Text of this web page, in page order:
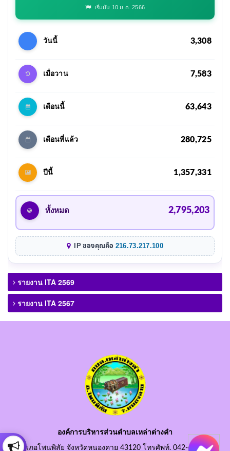
เริ่มนับ 10 ม.ค. 2566
วันนี้ 3,308
เมื่อวาน 7,583
เดือนนี้ 63,643
เดือนที่แล้ว 280,725
ปีนี้ 1,357,331
ทั้งหมด 2,795,203
IP ของคุณคือ 216.73.217.100
รายงาน ITA 2569
รายงาน ITA 2567
องค์การบริหารส่วนตำบลเหล่าต่างคำ
อำเภอโพนพิสัย จังหวัดหนองคาย 43120 โทรศัพท์. 042-490845